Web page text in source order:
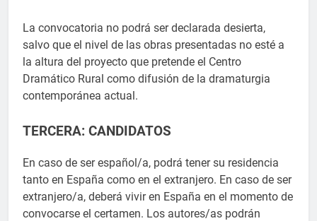
La convocatoria no podrá ser declarada desierta,
salvo que el nivel de las obras presentadas no esté a
la altura del proyecto que pretende el Centro
Dramático Rural como difusión de la dramaturgia
contemporánea actual.
TERCERA: CANDIDATOS
En caso de ser español/a, podrá tener su residencia
tanto en España como en el extranjero. En caso de ser
extranjero/a, deberá vivir en España en el momento de
convocarse el certamen. Los autores/as podrán